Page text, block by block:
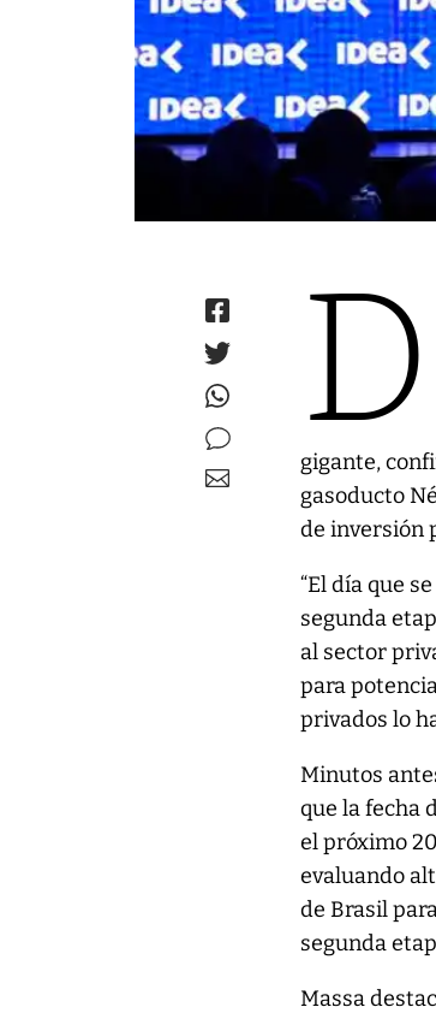
D
gigante,
gasoducto
de inversión
“El día que
segunda
al sector
para
privados lo
Minutos
que la fecha
el próximo
evaluando
de Brasil
segunda
Massa